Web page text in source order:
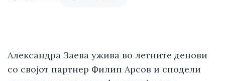
Александра Заева ужива во летните денови
со својот партнер Филип Арсов и сподели